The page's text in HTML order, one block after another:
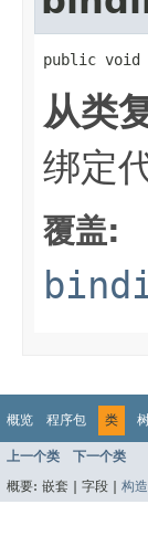
public void
从类
绑定
覆盖:
概览 程序包 类
上一个类 下一个类
概要: 嵌套 | 字段 | 构